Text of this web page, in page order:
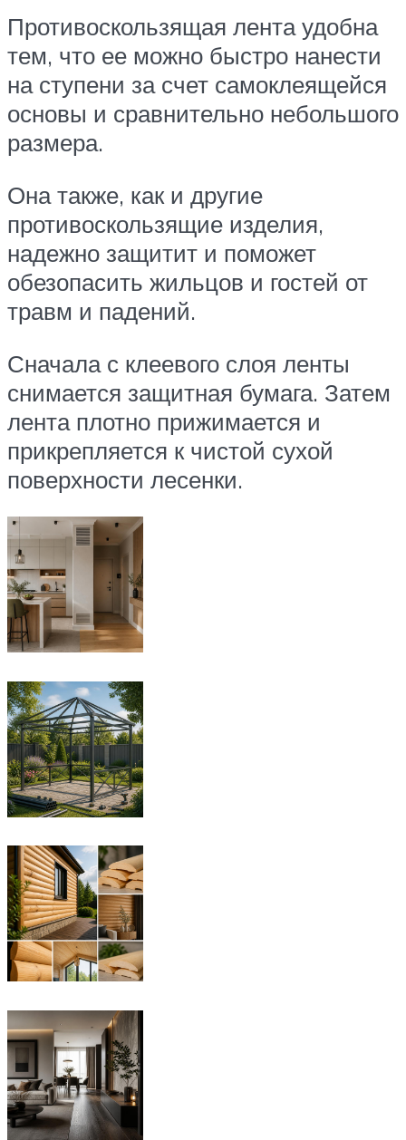
Противоскользящая лента удобна
тем, что ее можно быстро нанести
на ступени за счет самоклеящейся
основы и сравнительно небольшого
размера.
Она также, как и другие
противоскользящие изделия,
надежно защитит и поможет
обезопасить жильцов и гостей от
травм и падений.
Сначала с клеевого слоя ленты
снимается защитная бумага. Затем
лента плотно прижимается и
прикрепляется к чистой сухой
поверхности лесенки.